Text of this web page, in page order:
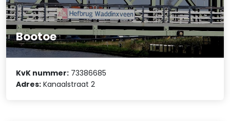
Bootoe
KvK nummer: 73386685
Adres: Kanaalstraat 2